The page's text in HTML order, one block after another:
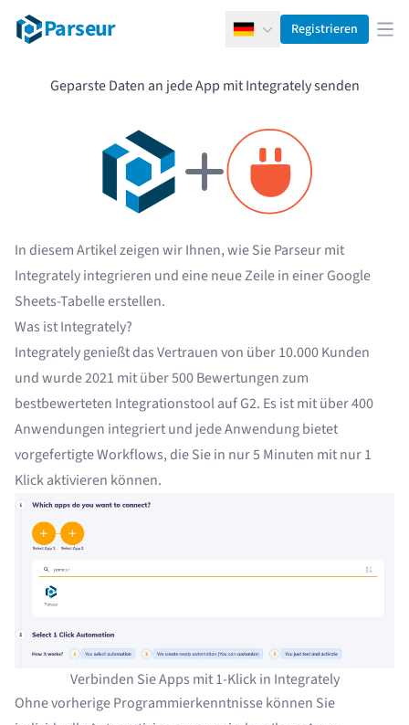
Parseur DeutschRegistrieren
Geparste Daten an jede App mit Integrately senden
In diesem Artikel zeigen wir Ihnen, wie Sie Parseur mit
Integrately integrieren und eine neue Zeile in einer Google
Sheets-Tabelle erstellen.
Was ist Integrately?
Integrately genießt das Vertrauen von über 10.000 Kunden
und wurde 2021 mit über 500 Bewertungen zum
bestbewerteten Integrationstool auf G2. Es ist mitüber 400
Anwendungen integriert und jede Anwendung bietet
vorgefertigte Workflows, die Sie in nur 5 Minuten mit nur 1
Klick aktivieren können.
Verbinden Sie Apps mit 1-Klick in Integrately
Ohne vorherige Programmierkenntnisse können Sie